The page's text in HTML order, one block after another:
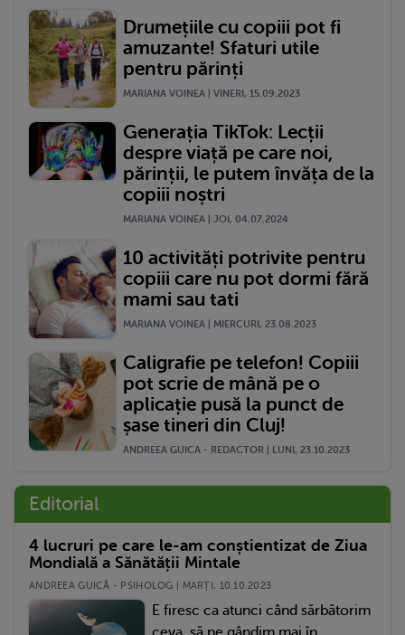
Drumețiile cu copiii pot fi
amuzante! Sfaturi utile
pentru părinți
MARIANA VOINEA | VINERI, 15.09.2023
Generația TikTok: Lecții
despre viață pe care noi,
părinții, le putem învăța de la
copiii noștri
MARIANA VOINEA | JOI, 04.07.2024
10 activități potrivite pentru
copiii care nu pot dormi fără
mami sau tati
MARIANA VOINEA | MIERCURI, 23.08.2023
Caligrafie pe telefon! Copiii
pot scrie de mână pe o
aplicație pusă la punct de
șase tineri din Cluj!
ANDREEA GUICA - REDACTOR | LUNI, 23.10.2023
Editorial
4 lucruri pe care le-am conștientizat de Ziua
Mondială a Sănătății Mintale
ANDREEA GUICĂ - PSIHOLOG | MARŢI, 10.10.2023
E firesc ca atunci când sărbătorim